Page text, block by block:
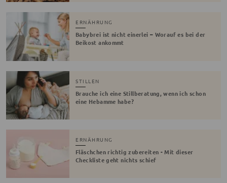
ERNÄHRUNG
Babybrei ist nicht einerlei – Worauf es bei der
Beikost ankommt
STILLEN
Brauche ich eine Stillberatung, wenn ich schon
eine Hebamme habe?
ERNÄHRUNG
Fläschchen richtig zubereiten - Mit dieser
Checkliste geht nichts schief